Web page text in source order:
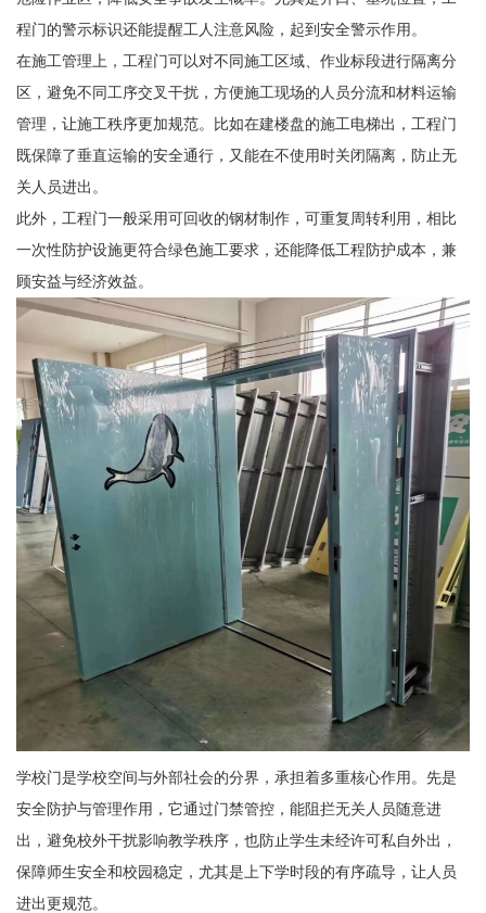
程门的警示标识还能提醒工人注意风险，起到安全警示作用。
在施工管理上，工程门可以对不同施工区域、作业标段进行隔离分
区，避免不同工序交叉干扰，方便施工现场的人员分流和材料运输
管理，让施工秩序更加规范。比如在建楼盘的施工电梯出，工程门
既保障了垂直运输的安全通行，又能在不使用时关闭隔离，防止无
关人员进出。
此外，工程门一般采用可回收的钢材制作，可重复周转利用，相比
一次性防护设施更符合绿色施工要求，还能降低工程防护成本，兼
顾安益与经济效益。
学校门是学校空间与外部社会的分界，承担着多重核心作用。先是
安全防护与管理作用，它通过门禁管控，能阻拦无关人员随意进
出，避免校外干扰影响教学秩序，也防止学生未经许可私自外出，
保障师生安全和校园稳定，尤其是上下学时段的有序疏导，让人员
进出更规范。